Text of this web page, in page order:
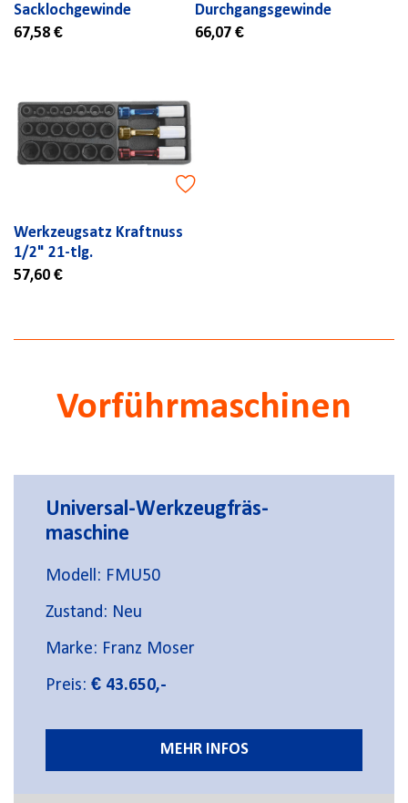
Sacklochgewinde
67,58 €
Durchgangsgewinde
66,07 €
Werkzeugsatz Kraftnuss
1/2" 21-tlg.
57,60 €
Vorführmaschinen
Universal-Werkzeugfräs-
maschine
Modell: FMU50
Zustand: Neu
Marke: Franz Moser
Preis: € 43.650,-
MEHR INFOS